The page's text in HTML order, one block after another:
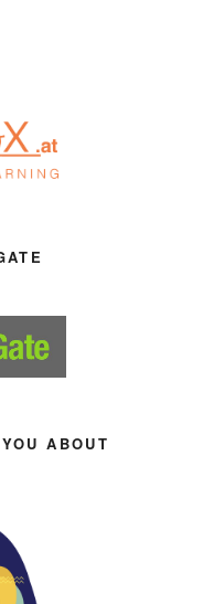
ABOUT